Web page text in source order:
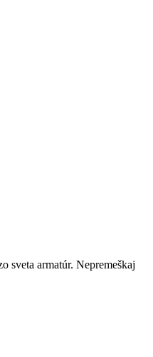
sveta armatúr. Nepremeškaj